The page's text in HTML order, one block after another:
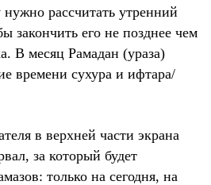
рассчитать утренний
закончить его не позднее чем
В месяц Рамадан (ураза)
времени сухура и ифтара/
в верхней части экрана
за который будет
только на сегодня, на